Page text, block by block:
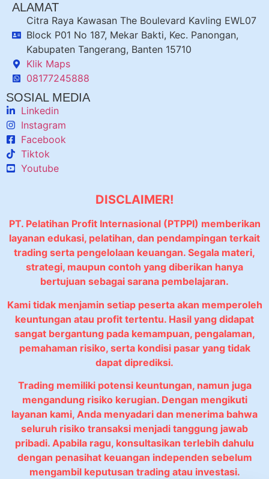
ALAMAT
Citra Raya Kawasan The Boulevard Kavling EWL07
Block P01 No 187, Mekar Bakti, Kec. Panongan,
Kabupaten Tangerang, Banten 15710
Klik Maps
08177245888
SOSIAL MEDIA
Linkedin
Instagram
Facebook
Tiktok
Youtube
DISCLAIMER!
PT. Pelatihan Profit Internasional (PTPPI) memberikan
layanan edukasi, pelatihan, dan pendampingan terkait
trading serta pengelolaan keuangan. Segala materi,
strategi, maupun contoh yang diberikan hanya
bertujuan sebagai sarana pembelajaran.
Kami tidak menjamin setiap peserta akan memperoleh
keuntungan atau profit tertentu. Hasil yang didapat
sangat bergantung pada kemampuan, pengalaman,
pemahaman risiko, serta kondisi pasar yang tidak
dapat diprediksi.
Trading memiliki potensi keuntungan, namun juga
mengandung risiko kerugian. Dengan mengikuti
layanan kami, Anda menyadari dan menerima bahwa
seluruh risiko transaksi menjadi tanggung jawab
pribadi. Apabila ragu, konsultasikan terlebih dahulu
dengan penasihat keuangan independen sebelum
mengambil keputusan trading atau investasi.